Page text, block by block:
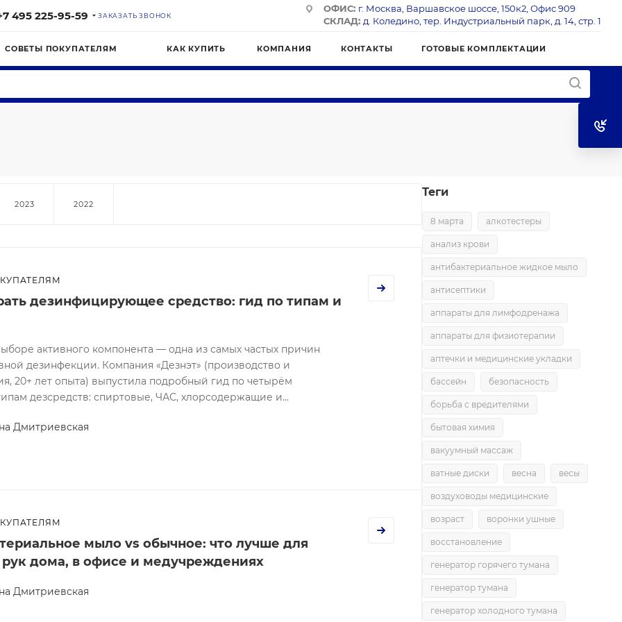
495 225-95-59 ЗАКАЗАТЬ ЗВОНОК
ОФИС: г. Москва, Варшавское шоссе, 150к2, Офис 909
СКЛАД: д. Коледино, тер. Индустриальный парк, д. 14, стр. 1
СОВЕТЫ ПОКУПАТЕЛЯМ КАК КУПИТЬ КОМПАНИЯ КОНТАКТЫ ГОТОВЫЕ КОМПЛЕКТАЦИИ
2023 2022
дезинфицирующее средство: гид по типам и
активного компонента — одна из самых частых причин
дезинфекции. Компания «Дезнэт» (производство и
20+ лет опыта) выпустила подробный гид по четырём
дезсредств: спиртовые, ЧАС, хлорсодержащие и...
Дмитриевская
мыло vs обычное: что лучше для
дома, в офисе и медучреждениях
Дмитриевская
Теги
8 марта алкотестеры
анализ крови
антибактериальное жидкое мыло
антисептики
аппараты для лимфодренажа
аппараты для физиотерапии
аптечки и медицинские укладки
бассейн безопасность
борьба с вредителями
бытовая химия
вакуумный массаж
ватные диски весна весы
воздуховоды медицинские
возраст воронки ушные
восстановление
генератор горячего тумана
генератор тумана
генератор холодного тумана